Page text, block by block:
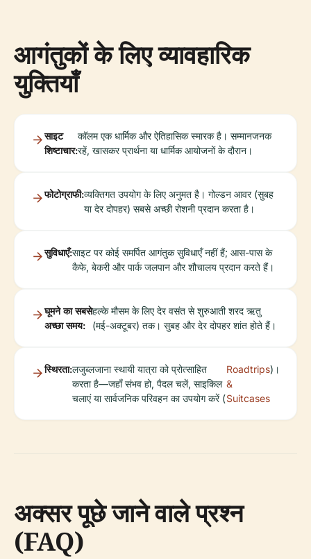
आगंतुकों के लिए व्यावहारिक
युक्तियाँ
साइट
शिष्टाचार:
कॉलम एक धार्मिक और ऐतिहासिक स्मारक है। सम्मानजनक
रहें, खासकर प्रार्थना या धार्मिक आयोजनों के दौरान।
फोटोग्राफी:व्यक्तिगत उपयोग के लिए अनुमत है। गोल्डन आवर (सुबह
या देर दोपहर) सबसे अच्छी रोशनी प्रदान करता है।
सुविधाएँ:साइट पर कोई समर्पित आगंतुक सुविधाएँ नहीं हैं; आस-पास के
कैफे, बेकरी और पार्क जलपान और शौचालय प्रदान करते हैं।
घूमने का सबसे
अच्छा समय:
हल्के मौसम के लिए देर वसंत से शुरुआती शरद ऋतु
(मई-अक्टूबर) तक। सुबह और देर दोपहर शांत होते हैं।
स्थिरता:लजुब्लजाना स्थायी यात्रा को प्रोत्साहित
करता है—जहाँ संभव हो, पैदल चलें, साइकिल
चलाएं या सार्वजनिक परिवहन का उपयोग करें (
Roadtrips
&
Suitcases
)।
अक्सर पूछे जाने वाले प्रश्न
(FAQ)